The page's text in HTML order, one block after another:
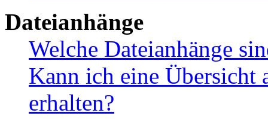
Dateianhänge
Welche Dateianhänge
Kann ich eine Übersicht
erhalten?